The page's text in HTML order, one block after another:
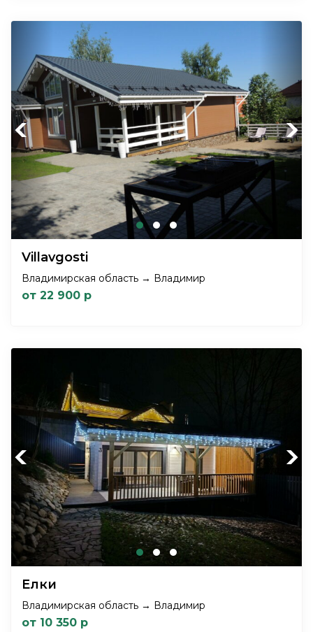
Previous Next
Villavgosti
Владимирская область → Владимир
от 22 900 р
Previous Next
Елки
Владимирская область → Владимир
от 10 350 р